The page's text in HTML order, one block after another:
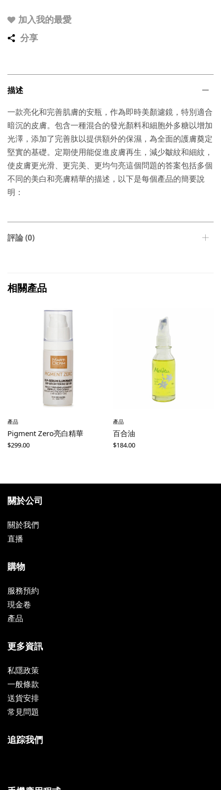
加入我的最愛
分享
描述
一款亮化和完善肌膚的安瓶，作為即時美顏濾鏡，特別適合
暗沉的皮膚。包含一種混合的發光顏料和細胞外多糖以增加
光澤，添加了完善肽以提供額外的保濕，為全面的護膚奠定
堅實的基礎。定期使用能促進皮膚再生，減少皺紋和細紋，
使皮膚更光滑、更完美、更均勻亮這個問題的答案包括多個
不同的美白和亮膚精華的描述，以下是每個產品的簡要說
明：
評論 (0)
相關產品
產品
Pigment Zero亮白精華
$299.00
產品
百合油
$184.00
關於公司
關於我們
直播
購物
服務預約
現金卷
產品
更多資訊
私隱政策
一般條款
送貨安排
常見問題
追踪我們